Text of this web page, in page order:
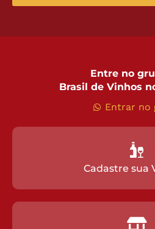
Entre no
Brasil de Vinhos
Entrar no
Cadastre sua